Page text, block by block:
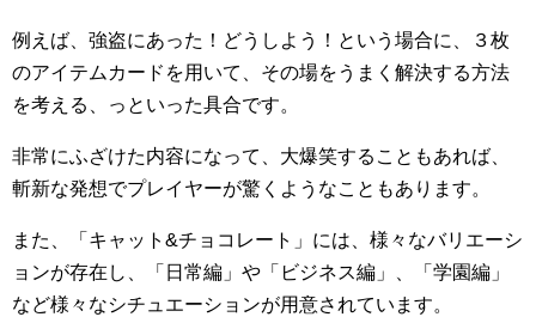
例えば、強盗にあった！どうしよう！という場合に、３枚
のアイテムカードを用いて、その場をうまく解決する方法
を考える、っといった具合です。
非常にふざけた内容になって、大爆笑することもあれば、
斬新な発想でプレイヤーが驚くようなこともあります。
また、「キャット&チョコレート」には、様々なバリエーシ
ョンが存在し、「日常編」や「ビジネス編」、「学園編」
など様々なシチュエーションが用意されています。